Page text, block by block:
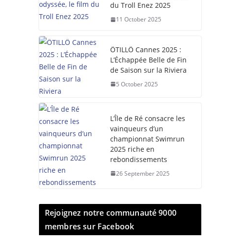
du Troll Enez 2025
11 October 2025
ÖTILLÖ Cannes 2025 :
L’Échappée Belle de Fin
de Saison sur la Riviera
5 October 2025
L’Île de Ré consacre les
vainqueurs d’un
championnat Swimrun
2025 riche en
rebondissements
26 September 2025
Rejoignez notre communauté 9000
membres sur Facebook